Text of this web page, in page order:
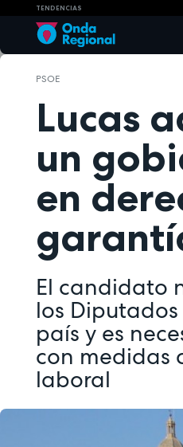
TENDENCIAS
PSOE
Lucas
un
en
El candidato
los
país y es
con medidas
laboral